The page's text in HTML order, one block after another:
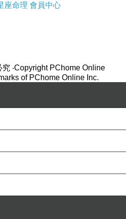
三十
人以三千大千世界碎
微塵眾實有者，佛則
非微塵眾，是名微塵
界，則非世界，是名
一合相；如來說一合
說，但凡夫之人貪著其
座命理 會員中心
究 ‧Copyright PChome Online
of PChome Online Inc.